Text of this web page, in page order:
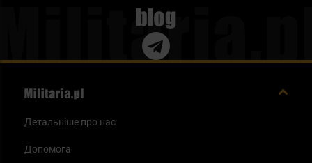
Blog
Детальніше про нас
Допомога